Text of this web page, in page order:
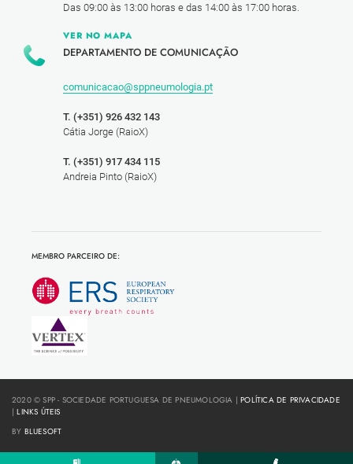
Das 09:00 às 13:00 horas e das 14:00 às 17:00 horas.
VER NO MAPA
DEPARTAMENTO DE COMUNICAÇÃO
comunicacao@sppneumologia.pt
T. (+351) 926 432 143
Cátia Jorge (RaioX)
T. (+351) 917 434 115
Andreia Pinto (RaioX)
MEMBRO PARCEIRO DE:
2020 © SPP - SOCIEDADE PORTUGUESA DE PNEUMOLOGIA |POLÍTICA DE PRIVACIDADE
|LINKS ÚTEIS
BY BLUESOFT